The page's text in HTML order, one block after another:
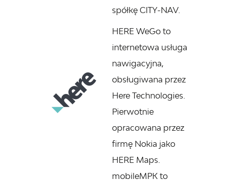
spółkę CITY-NAV.
HERE WeGo to
internetowa usługa
nawigacyjna,
obsługiwana przez
Here Technologies.
Pierwotnie
opracowana przez
firmę Nokia jako
HERE Maps.
mobileMPK to